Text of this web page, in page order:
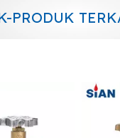
PRODUK